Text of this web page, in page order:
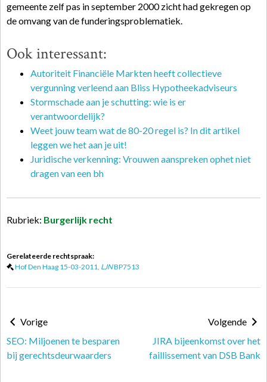
gemeente zelf pas in september 2000 zicht had gekregen op
de omvang van de funderingsproblematiek.
Ook interessant:
Autoriteit Financiële Markten heeft collectieve
vergunning verleend aan Bliss Hypotheekadviseurs
Stormschade aan je schutting: wie is er
verantwoordelijk?
Weet jouw team wat de 80-20 regel is? In dit artikel
leggen we het aan je uit!
Juridische verkenning: Vrouwen aanspreken ophet niet
dragen van een bh
Rubriek: Burgerlijk recht
Gerelateerde rechtspraak:
Hof Den Haag 15-03-2011, LJNBP7513
Vorige
SEO: Miljoenen te besparen
bij gerechtsdeurwaarders
Volgende
JIRA bijeenkomst over het
faillissement van DSB Bank